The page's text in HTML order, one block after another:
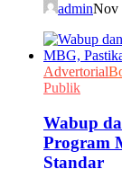
adminNov
Advertorial
Publik
Wabup
Program
Standar